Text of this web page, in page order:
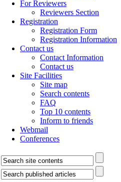
For Reviewers
Reviewers Section
Registration
Registration Form
Registration Information
Contact us
Contact Information
Contact us
Site Facilities
Site map
Search contents
FAQ
Top 10 contents
Inform to friends
Webmail
Conferences